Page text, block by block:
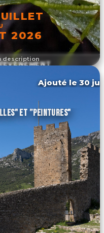
description
2026
Ajouté le 30
ET ”PEINTURES"